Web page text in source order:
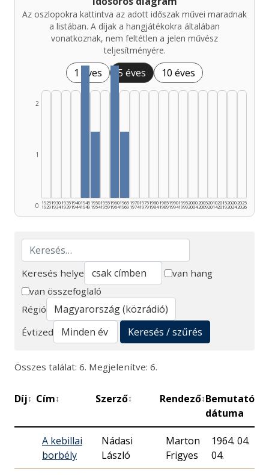
Az oszlopokra kattintva az adott időszak művei maradnak
a listában. A díjak a hangjátékokra általában
vonatkoznak, nem feltétlen a jelen művész
teljesítményére.
1 éves 5 éves 10 éves
0
1
2
1925
1929
1930
1934
1935
1939
1940
1944
1945
1949
1950
1954
1955
1959
1960
1964
1965
1969
1970
1974
1975
1979
1980
1984
1985
1989
1990
1994
1995
1999
2000
2004
2005
2009
2010
2014
2015
2019
2020
2024
2025
2026
Keresés
Keresés helye
van hang
van összefoglaló
Régió
Évtized
Keresés / szűrés
Összes találat: 6. Megjelenítve: 6.
Díj↕ Cím↕ Szerző↕ Rendező↕Bemutató
dátuma
A kebillai
borbély
Nádasi
László
Marton
Frigyes
1964. 04.
04.